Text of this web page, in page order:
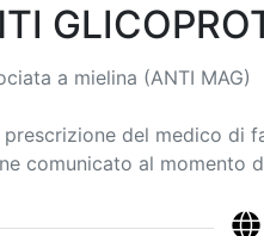
a mielina (ANTI MAG)
del medico di
comunicato al momento